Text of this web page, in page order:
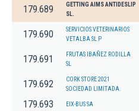
179.689
GETTING AIMS ANTIDESLIP
SL.
179.690
SERVICIOS VETERINARIOS
VETALBA SL P
179.691
FRUTAS IBAÑEZ RODILLA
SL
179.692
CORK STORE 2021
SOCIEDAD LIMITADA.
179.693 EIX-BUS SA